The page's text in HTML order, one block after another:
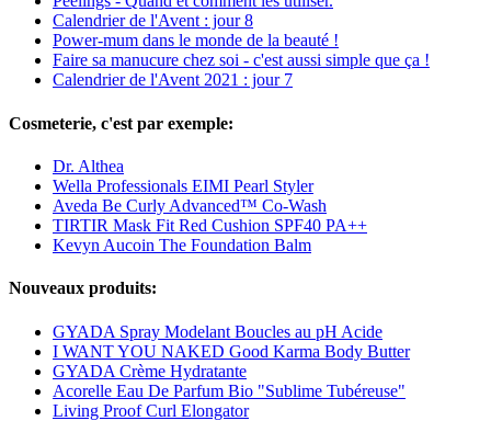
Calendrier de l'Avent : jour 8
Power-mum dans le monde de la beauté !
Faire sa manucure chez soi - c'est aussi simple que ça !
Calendrier de l'Avent 2021 : jour 7
Cosmeterie, c'est par exemple:
Dr. Althea
Wella Professionals EIMI Pearl Styler
Aveda Be Curly Advanced™ Co-Wash
TIRTIR Mask Fit Red Cushion SPF40 PA++
Kevyn Aucoin The Foundation Balm
Nouveaux produits:
GYADA Spray Modelant Boucles au pH Acide
I WANT YOU NAKED Good Karma Body Butter
GYADA Crème Hydratante
Acorelle Eau De Parfum Bio "Sublime Tubéreuse"
Living Proof Curl Elongator